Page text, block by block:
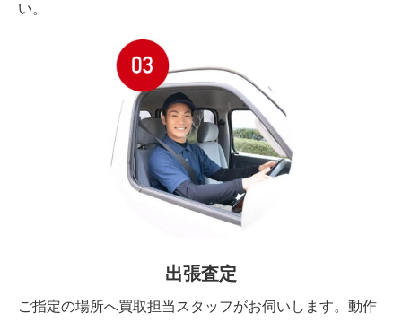
い。
出張査定
ご指定の場所へ買取担当スタッフがお伺いします。動作